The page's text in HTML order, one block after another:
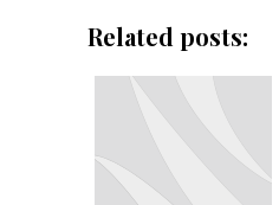
Related posts: